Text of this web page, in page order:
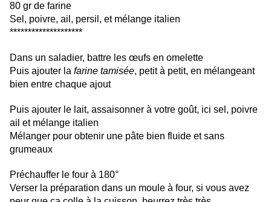
80 gr de farine
Sel, poivre, ail, persil, et mélange italien
********************
Dans un saladier, battre les œufs en omelette
Puis ajouter la farine tamisée, petit à petit, en mélangeant
bien entre chaque ajout
Puis ajouter le lait, assaisonner à votre goût, ici sel, poivre
ail et mélange italien
Mélanger pour obtenir une pâte bien fluide et sans
grumeaux
Préchauffer le four à 180°
Verser la préparation dans un moule à four, si vous avez